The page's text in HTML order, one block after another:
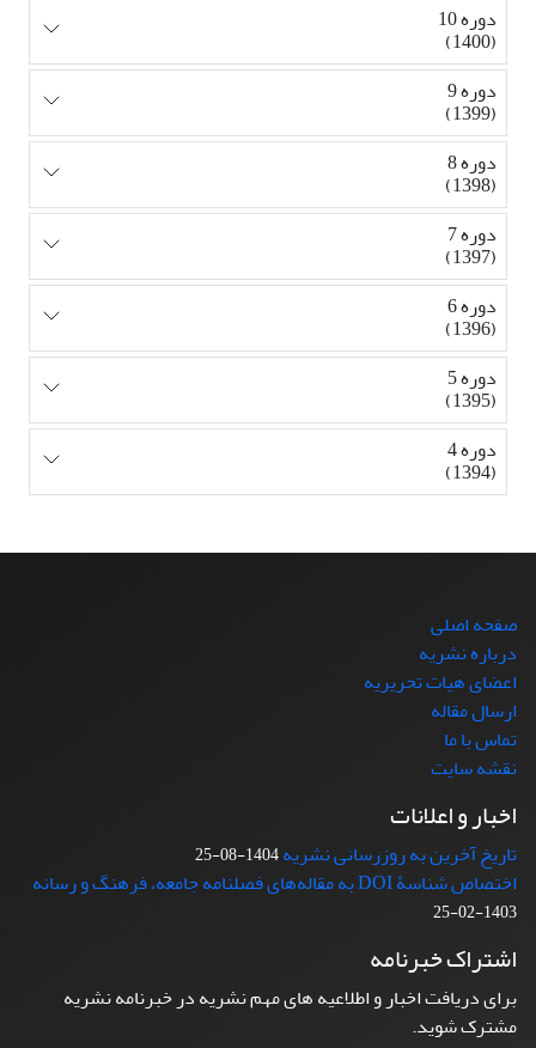
دوره 10
(1400)
دوره 9
(1399)
دوره 8
(1398)
دوره 7
(1397)
دوره 6
(1396)
دوره 5
(1395)
دوره 4
(1394)
صفحه اصلی
درباره نشریه
اعضای هیات تحریریه
ارسال مقاله
تماس با ما
نقشه سایت
اخبار و اعلانات
تاریخ آخرین به روزرسانی نشریه1404-08-25
اختصاص شناسۀ DOI به مقاله‌های فصلنامه جامعه، فرهنگ و رسانه
1403-02-25
اشتراک خبرنامه
برای دریافت اخبار و اطلاعیه های مهم نشریه در خبرنامه نشریه
مشترک شوید.